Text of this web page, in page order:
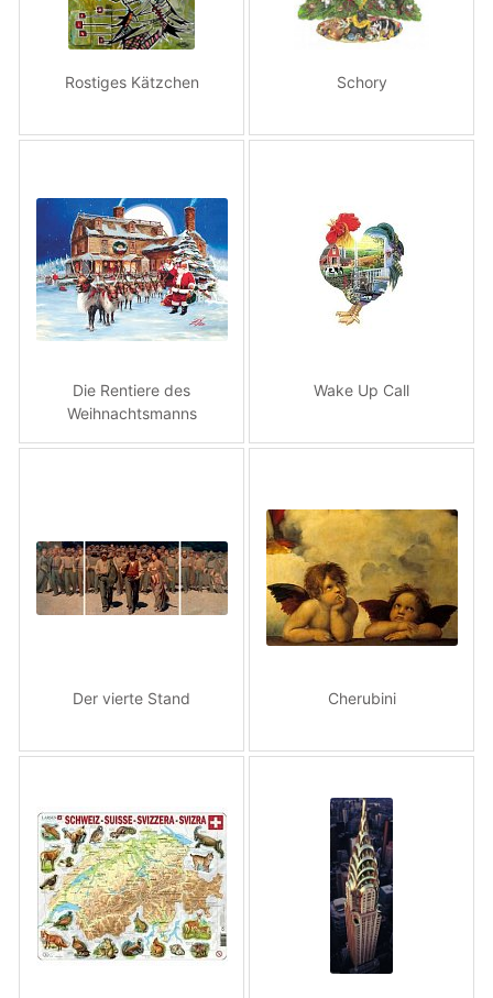
Rostiges Kätzchen Schory
Die Rentiere des
Weihnachtsmanns
Wake Up Call
Der vierte Stand Cherubini